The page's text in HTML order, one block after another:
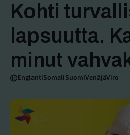
Kohti
lapsuutta.
minut
EnglantiSomaliSuomiVenäjäViro